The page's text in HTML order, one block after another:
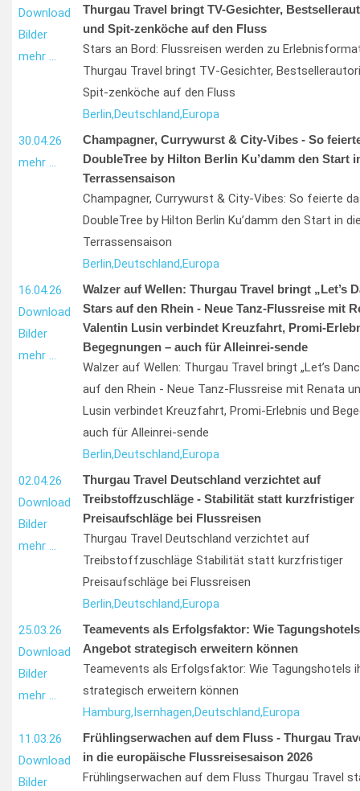
Download
Bilder
mehr …
Thurgau Travel bringt TV-Gesichter,
und Spit-zenköche auf den Fluss
Stars an Bord: Flussreisen werden zu
Thurgau Travel bringt TV-Gesichter,
Spit-zenköche auf den Fluss
Berlin,Deutschland,Europa
30.04.26
mehr …
Champagner, Currywurst & City-Vibes - So
DoubleTree by Hilton Berlin Ku’damm den Start
Terrassensaison
Champagner, Currywurst & City-Vibes: So feierte
DoubleTree by Hilton Berlin Ku’damm den Start in
Terrassensaison
Berlin,Deutschland,Europa
16.04.26
Download
Bilder
mehr …
Walzer auf Wellen: Thurgau Travel bringt „Let’s
Stars auf den Rhein - Neue Tanz-Flussreise mit
Valentin Lusin verbindet Kreuzfahrt, Promi-
Begegnungen – auch für Alleinrei-sende
Walzer auf Wellen: Thurgau Travel bringt „Let’s
auf den Rhein - Neue Tanz-Flussreise mit Renata
Lusin verbindet Kreuzfahrt, Promi-Erlebnis und
auch für Alleinrei-sende
Berlin,Deutschland,Europa
02.04.26
Download
Bilder
mehr …
Thurgau Travel Deutschland verzichtet auf
Treibstoffzuschläge - Stabilität statt kurzfristiger
Preisaufschläge bei Flussreisen
Thurgau Travel Deutschland verzichtet auf
Treibstoffzuschläge Stabilität statt kurzfristiger
Preisaufschläge bei Flussreisen
Berlin,Deutschland,Europa
25.03.26
Download
Bilder
mehr …
Teamevents als Erfolgsfaktor: Wie
Angebot strategisch erweitern können
Teamevents als Erfolgsfaktor: Wie Tagungshotels
strategisch erweitern können
Hamburg,Isernhagen,Deutschland,Europa
11.03.26
Download
Bilder
Frühlingserwachen auf dem Fluss - Thurgau
in die europäische Flussreisesaison 2026
Frühlingserwachen auf dem Fluss Thurgau Travel